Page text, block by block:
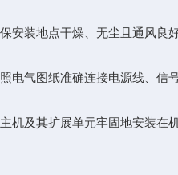
装地点干燥、无尘且通风良好
气图纸准确连接电源线、信号
及其扩展单元牢固地安装在机